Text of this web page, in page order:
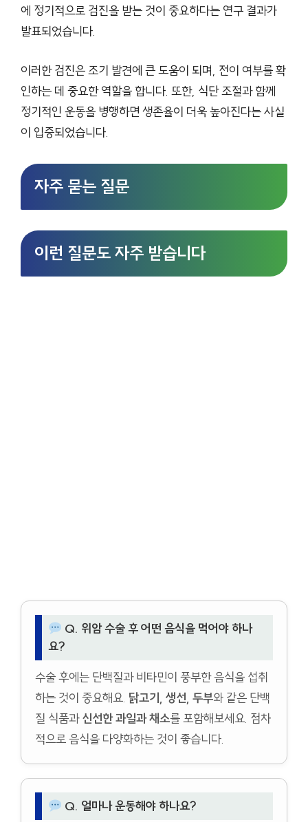
에 정기적으로 검진을 받는 것이 중요하다는 연구 결과가
발표되었습니다.
이러한 검진은 조기 발견에 큰 도움이 되며, 전이 여부를 확
인하는 데 중요한 역할을 합니다. 또한, 식단 조절과 함께
정기적인 운동을 병행하면 생존율이 더욱 높아진다는 사실
이 입증되었습니다.
자주 묻는 질문
이런 질문도 자주 받습니다
Q. 위암 수술 후 어떤 음식을 먹어야 하나
요?
수술 후에는 단백질과 비타민이 풍부한 음식을 섭취
하는 것이 중요해요. 닭고기, 생선, 두부와 같은 단백
질 식품과신선한 과일과 채소를 포함해보세요. 점차
적으로 음식을 다양화하는 것이 좋습니다.
Q. 얼마나 운동해야 하나요?